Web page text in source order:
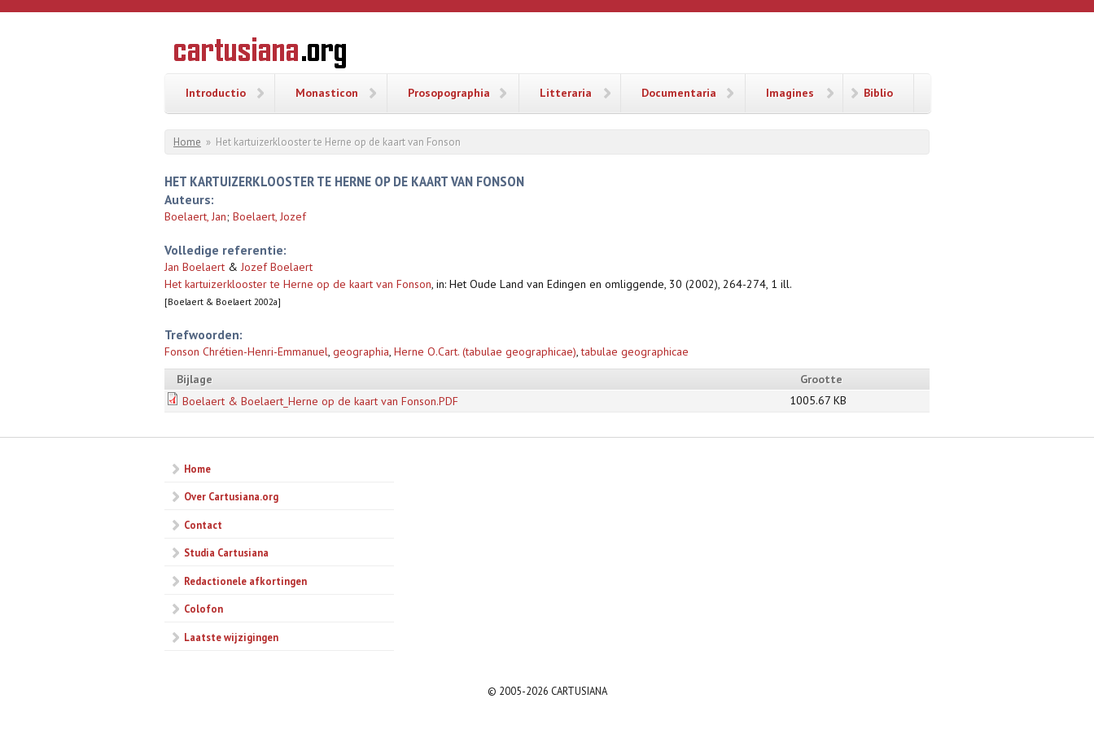
Overslaan en naar de inhoud gaan
CARTUSIANA
Geschiedenis
van de
Introductio Monasticon Prosopographia Litteraria Documentaria Imagines Biblio
U bent hier
Home » Het kartuizerklooster te Herne op de kaart van Fonson
HET KARTUIZERKLOOSTER TE HERNE OP DE KAART VAN FONSON
Auteurs:
Boelaert, Jan; Boelaert, Jozef
Volledige referentie:
Jan Boelaert & Jozef Boelaert
Het kartuizerklooster te Herne op de kaart van Fonson, in: Het Oude Land van Edingen en omliggende, 30 (2002), 264-274, 1 ill.
[Boelaert & Boelaert 2002a]
Trefwoorden:
Fonson Chrétien-Henri-Emmanuel, geographia, Herne O.Cart. (tabulae geographicae),tabulae geographicae
Bijlage
Grootte
Boelaert & Boelaert_Herne op de kaart van Fonson.PDF
1005.67 KB
Home
Over Cartusiana.org
Contact
Studia Cartusiana
Redactionele afkortingen
Colofon
Laatste wijzigingen
© 2005-2026 CARTUSIANA